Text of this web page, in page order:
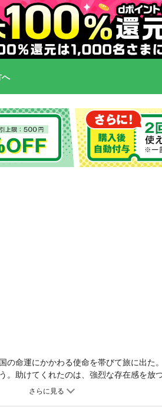
へ
の命運にかかわる使命を帯びて旅に出た
助けてくれたのは、強烈な存在感を放
たしてもシンに助けられる。危険すぎる